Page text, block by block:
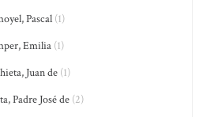
Pascal(1)
Emilia (1)
Juan de(1)
Padre José de(2)